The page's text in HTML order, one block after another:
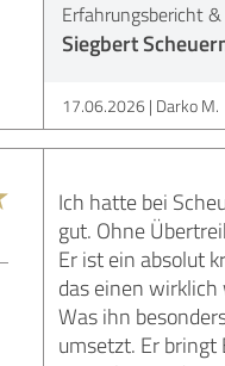
Erfahrungsbericht
Siegbert
17.06.2026 Darko M.
Ich hatte bei
gut. Ohne
Er ist ein absolut
das einen
Was ihn
umsetzt. Er bringt